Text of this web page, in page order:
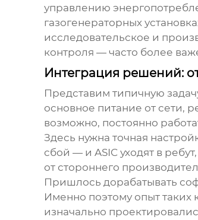
управлению
газогенераторных
исследовательское и
контроля — часто более
Интеграция решений:
Представим типичную
основное питание от сети,
возможно, постоянно
Здесь нужна точная
сбой — и ASIC уходят в
от стороннего
Пришлось дорабатывать
Именно поэтому опыт таких
изначально